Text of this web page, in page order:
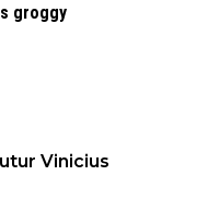
groggy
Vinicius